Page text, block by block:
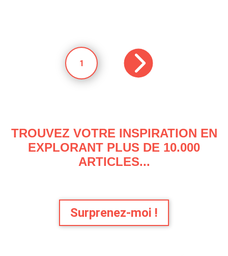
1
TROUVEZ VOTRE INSPIRATION EN
EXPLORANT PLUS DE 10.000
ARTICLES...
Surprenez-moi !